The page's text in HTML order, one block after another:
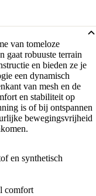
van tomeloze
gaat robuuste terrain
en bieden ze je
een dynamisch
van mesh en de
en stabiliteit op
is of bij ontspannen
bewegingsvrijheid
en synthetisch
comfort